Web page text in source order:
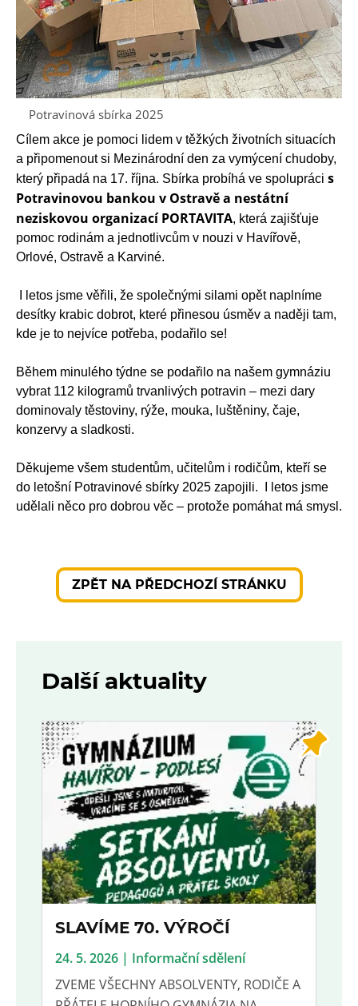
Potravinová sbírka 2025
Cílem akce je pomoci lidem v těžkých životních situacích
a připomenout si Mezinárodní den za vymýcení chudoby,
který připadá na 17. října. Sbírka probíhá ve spolupráci s
Potravinovou bankou v Ostravě a nestátní
neziskovou organizací PORTAVITA, která zajišťuje
pomoc rodinám a jednotlivcům v nouzi v Havířově,
Orlové, Ostravě a Karviné.
I letos jsme věřili, že společnými silami opět naplníme
desítky krabic dobrot, které přinesou úsměv a naději tam,
kde je to nejvíce potřeba, podařilo se!
Během minulého týdne se podařilo na našem gymnáziu
vybrat 112 kilogramů trvanlivých potravin – mezi dary
dominovaly těstoviny, rýže, mouka, luštěniny, čaje,
konzervy a sladkosti.
Děkujeme všem studentům, učitelům i rodičům, kteří se
do letošní Potravinové sbírky 2025 zapojili. I letos jsme
udělali něco pro dobrou věc – protože pomáhat má smysl.
ZPĚT NA PŘEDCHOZÍ STRÁNKU
Další aktuality
SLAVÍME 70. VÝROČÍ
24. 5. 2026 | Informační sdělení
ZVEME VŠECHNY ABSOLVENTY, RODIČE A